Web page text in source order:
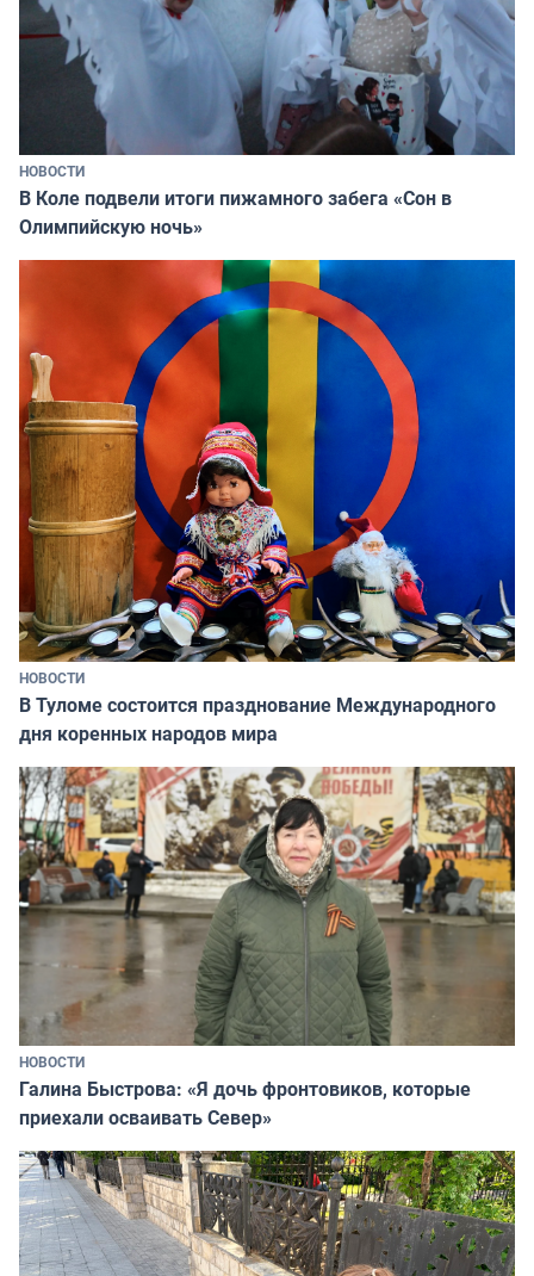
НОВОСТИ
В Коле подвели итоги пижамного забега «Сон в
Олимпийскую ночь»
НОВОСТИ
В Туломе состоится празднование Международного
дня коренных народов мира
НОВОСТИ
Галина Быстрова: «Я дочь фронтовиков, которые
приехали осваивать Север»